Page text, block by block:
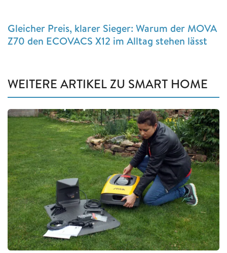
Gleicher Preis, klarer Sieger: Warum der MOVA
Z70 den ECOVACS X12 im Alltag stehen lässt
WEITERE ARTIKEL ZU SMART HOME